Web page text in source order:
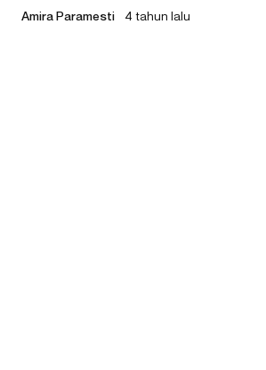
Amira Paramesti 4 tahun lalu